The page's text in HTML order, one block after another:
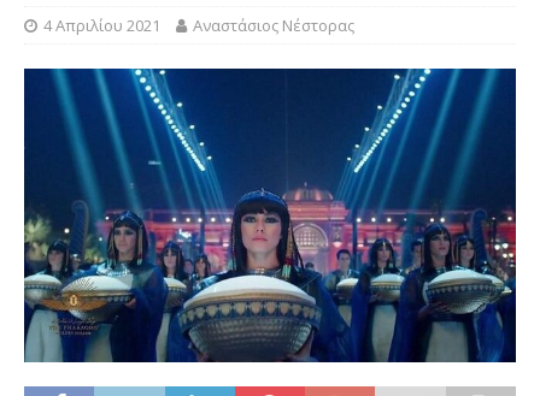
4 Απριλίου 2021 Αναστάσιος Νέστορας